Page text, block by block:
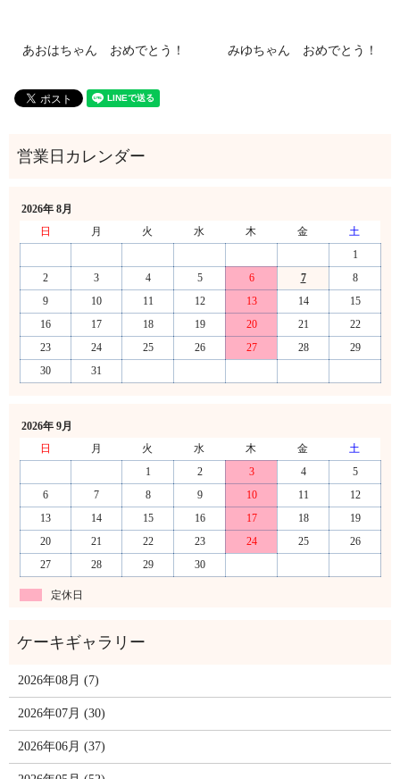
あおはちゃん おめでとう！ みゆちゃん おめでとう！
2026年 8月
日
月 火 水 木 金
土
1
2
3 4 5 6 7
8
9
10 11 12 13 14
15
16
17 18 19 20 21
22
23
24 25 26 27 28
29
30
31
2026年 9月
日
月 火 水 木 金
土
1
2 3 4
5
6
7 8 9 10 11
12
13
14 15 16 17 18
19
20
21 22 23 24 25
26
27
28 29 30
定休日
2026年08月 (7)
2026年07月 (30)
2026年06月 (37)